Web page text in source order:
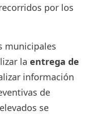
por los
municipales
la entrega de
información
de
se